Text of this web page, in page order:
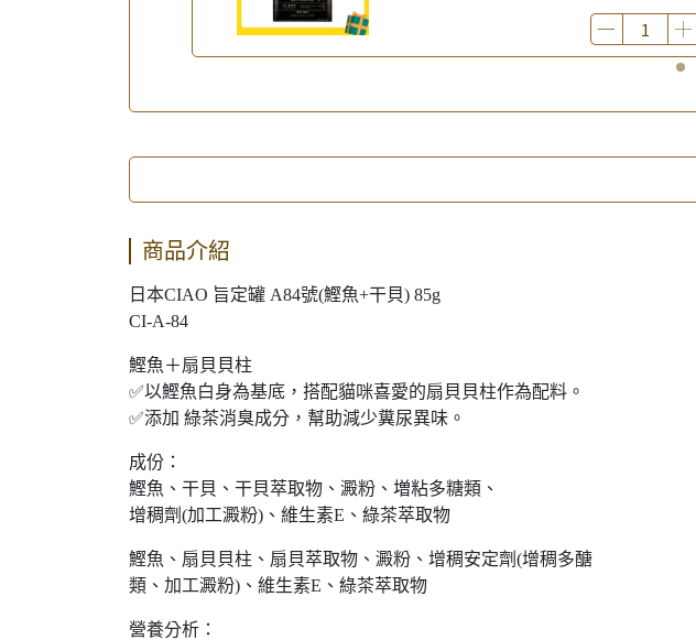
商品介紹
日本CIAO 旨定罐 A84號(鰹魚+干貝) 85g
CI-A-84
鰹魚＋扇貝貝柱
✅以鰹魚白身為基底，搭配貓咪喜愛的扇貝貝柱作為配料。
✅添加 綠茶消臭成分，幫助減少糞尿異味。
成份：
鰹魚、干貝、干貝萃取物、澱粉、増粘多糖類、
增稠劑(加工澱粉)、維生素E、綠茶萃取物
鰹魚、扇貝貝柱、扇貝萃取物、澱粉、增稠安定劑(增稠多醣
類、加工澱粉)、維生素E、綠茶萃取物
營養分析：